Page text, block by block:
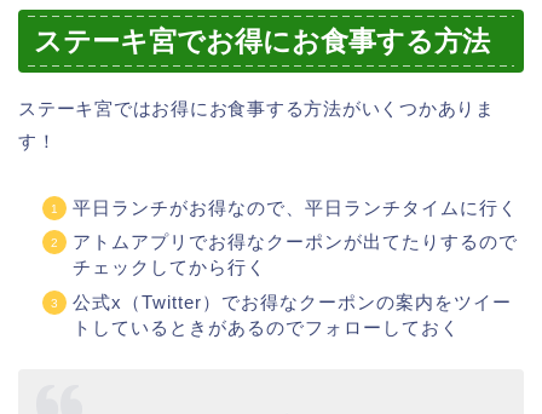
ステーキ宮でお得にお食事する方法
ステーキ宮ではお得にお食事する方法がいくつかありま
す！
平日ランチがお得なので、平日ランチタイムに行く
アトムアプリでお得なクーポンが出てたりするので
チェックしてから行く
公式x（Twitter）でお得なクーポンの案内をツイー
トしているときがあるのでフォローしておく